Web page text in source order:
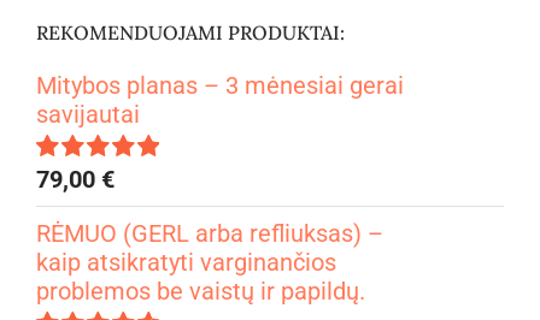
REKOMENDUOJAMI PRODUKTAI:
Mitybos planas – 3 mėnesiai gerai
savijautai
Įvertinimas:
4.99iš 5
79,00 €
RĖMUO (GERL arba refliuksas) –
kaip atsikratyti varginančios
problemos be vaistų ir papildų.